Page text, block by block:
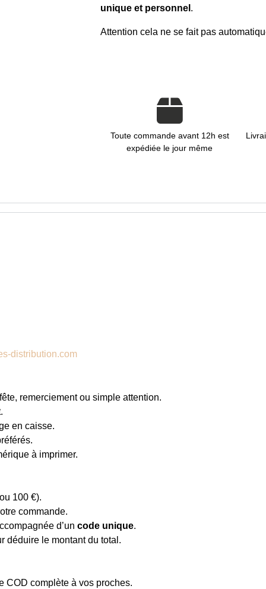
unique et personnel .
Attention cela ne se fait pas
Toute commande avant 12h est
expédiée le jour même
distribution.com
remerciement ou simple attention.
en caisse.
à imprimer.
100 €).
commande.
d’un code unique.
déduire le montant du total.
COD complète à vos proches.